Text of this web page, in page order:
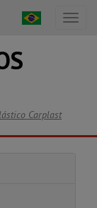
Carplast